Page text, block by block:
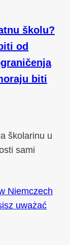
školu?
od
biti
školarinu u
sami